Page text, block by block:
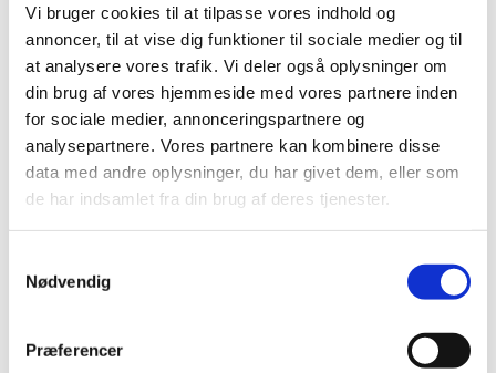
Vi bruger cookies til at tilpasse vores indhold og
annoncer, til at vise dig funktioner til sociale medier og til
at analysere vores trafik. Vi deler også oplysninger om
din brug af vores hjemmeside med vores partnere inden
for sociale medier, annonceringspartnere og
analysepartnere. Vores partnere kan kombinere disse
data med andre oplysninger, du har givet dem, eller som
de har indsamlet fra din brug af deres tjenester.
Nødvendig
Præferencer
Disse data benyttes
af Google Analytics til
at optimere
hjemmesidens
indhold og
annoncerelevans.
Marketing (4)
Marketing cookies bruges til at spore brugere på tværs af
værdifulde for udgivere og tredjeparts-annoncører.
ads/ga-
Session